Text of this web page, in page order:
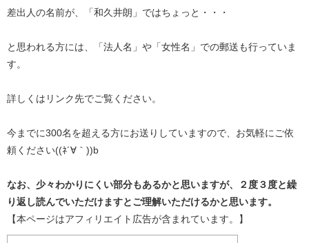
差出人の名前が、「和久井朗」ではちょっと・・・
と思われる方には、「法人名」や「女性名」での郵送も行っていま
す。
詳しくはリンク先でご覧ください。
今までに300名を超える方にお送りしていますので、お気軽にご依
頼ください((ﾈ´∀｀))b
なお、少々わかりにくい部分もあるかと思いますが、２度３度と繰
り返し読んでいただけますとご理解いただけるかと思います。
【本ページはアフィリエイト広告が含まれています。】